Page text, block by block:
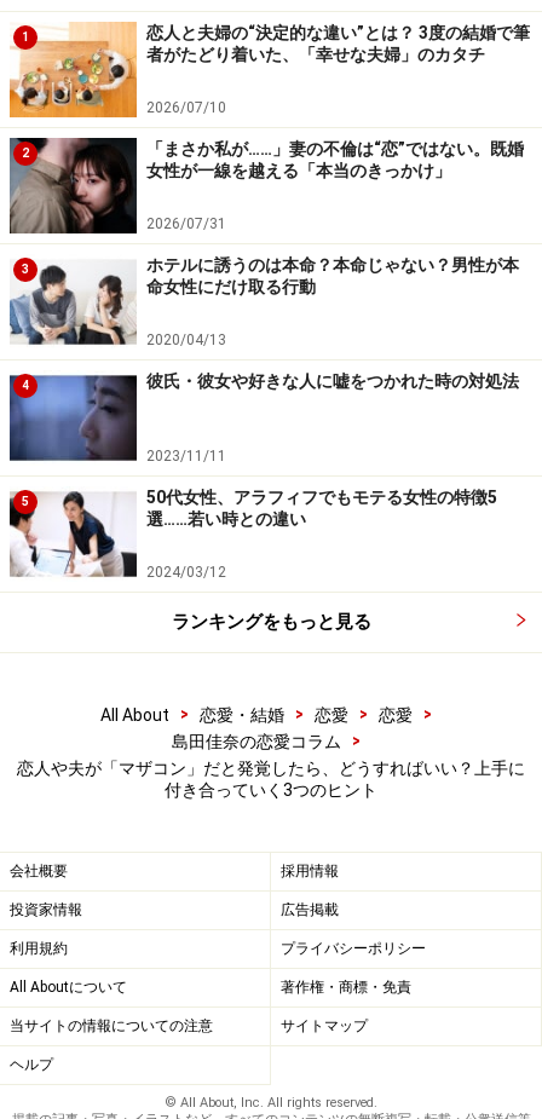
母親の先入観（息子をたぶらかしたなど）を払拭するた
めには、違う角度で受け止めてもらえるよう誘導するこ
と。
具体的には「同じ男を心から愛する同志」と解釈される
よう、自分の知らない息子像（子供の頃のエピソードな
ど）を聞きまくり、褒めまくるのです。
「お義母さんの育て方が素晴らしいから、あんなイケメ
ンに育ったんですね！」「今のカッコよさは、子供の頃
から変わってないんですね」などの言葉をかけること
で、母親の抱く「息子への愛情」を理解し共感できれ
ば、敵ではなくなります。当の母親を味方にできれば、
母親を頼り慕う息子の愛情も、少しずつあなたに向いて
くるでしょう。
3：時間をかけて、彼の優しさベクトルを自
分に向かせよう
母親であり、それ以上でもそれ以下でもありません。そ
のことは、彼自身もわかっているはず。あなたとのつき
合いが長くなるうちに、彼はあなたの中に「母親と似た
部分」を見つけるようになります。そもそも似た部分が
大なのです。
すでに結婚しているならば、ターニングポイントはあな
た自身が「母親」になったとき。先輩である義母に教え
を乞い、母親として子育てするうちに、夫はあなたと自
分の母親が重なって映るようになります。マザコンが問
題になるのは、恋人（や妻）であるあなたよりも、母親
の意見や指図を優先してしまうこと。その点を除けば、
1
恋人と夫婦の“決定的な違い”とは？ 3度の結婚で筆
者がたどり着いた、「幸せな夫婦」のカタチ
2026/07/10
2
「まさか私が……」妻の不倫は“恋”ではない。既婚
女性が一線を越える「本当のきっかけ」
2026/07/31
3
ホテルに誘うのは本命？本命じゃない？男性が本
命女性にだけ取る行動
2020/04/13
4 彼氏・彼女や好きな人に嘘をつかれた時の対処法
2023/11/11
5
50代女性、アラフィフでもモテる女性の特徴5
選……若い時との違い
2024/03/12
ランキングをもっと見る
All About > 恋愛・結婚 > 恋愛 > 恋愛
>
島田佳奈の恋愛コラム
>
恋人や夫が「マザコン」だと発覚したら、どうすればいい？上手に
付き合っていく3つのヒント
会社概要 採用情報
投資家情報 広告掲載
利用規約 プライバシーポリシー
All Aboutについて 著作権・商標・免責
当サイトの情報についての注意 サイトマップ
ヘルプ
© All About, Inc. All rights reserved.